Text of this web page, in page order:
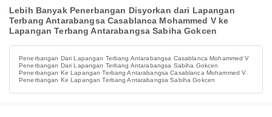
Lebih Banyak Penerbangan Disyorkan dari Lapangan
Terbang Antarabangsa Casablanca Mohammed V ke
Lapangan Terbang Antarabangsa Sabiha Gokcen
Penerbangan Dari Lapangan Terbang Antarabangsa Casablanca Mohammed V
Penerbangan Dari Lapangan Terbang Antarabangsa Sabiha Gokcen
Penerbangan Ke Lapangan Terbang Antarabangsa Casablanca Mohammed V
Penerbangan Ke Lapangan Terbang Antarabangsa Sabiha Gokcen